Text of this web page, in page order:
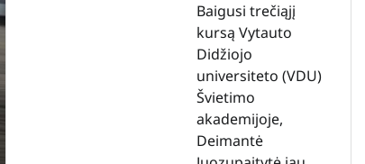
Baigusi trečiąjį
kursą Vytauto
Didžiojo
universiteto (VDU)
Švietimo
akademijoje,
Deimantė